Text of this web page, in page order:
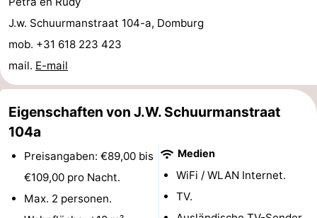
Forum
Route
-
Parken
Reisebuchshop
Medizin
Adressen
Region
J.w. Schuurmanstraat 104-a, Domburg
mob. +31 618 223 423
mail. E-mail
Eigenschaften von J.W. Schuurmanstraat
104a
Preisangaben: €89,00 bis
€109,00 pro Nacht.
Max. 2 personen.
Medien
WiFi / WLAN Internet.
TV.